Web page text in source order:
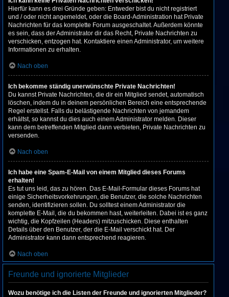
Hierfür kann es drei Gründe geben: Entweder bist du nicht registriert
und / oder nicht angemeldet, oder die Board-Administration hat Private
Nachrichten für das komplette Forum ausgeschaltet. Außerdem könnte
es sein, dass der Administrator dir das Recht, Private Nachrichten zu
verschicken, entzogen hat. Kontaktiere einen Administrator, um weitere
Informationen zu erhalten.
Nach oben
Ich bekomme ständig unerwünschte Private Nachrichten!
Du kannst Private Nachrichten, die dir ein Mitglied sendet, automatisch
löschen, indem du in deinem persönlichen Bereich eine entsprechende
Regel erstellst. Falls du belästigende Nachrichten von jemandem
erhältst, so kannst du dies auch einem Administrator melden. Dieser
kann dem betreffenden Mitglied dann verbieten, Private Nachrichten zu
versenden.
Nach oben
Ich habe eine Spam-E-Mail von einem Mitglied dieses Forums
erhalten!
Es tut uns leid, das zu hören. Das E-Mail-Formular dieses Forums hat
einige Sicherheitsvorkehrungen, die Benutzer, die solche Nachrichten
senden, identifizieren sollen. Du solltest einem Administrator die
komplette E-Mail, die du bekommen hast, weiterleiten. Dabei ist es ganz
wichtig, die Kopfzeilen (Headers) mitzuschicken. Diese enthalten
Details über den Benutzer, der die E-Mail verschickt hat. Der
Administrator kann dann entsprechend reagieren.
Nach oben
Freunde und ignorierte Mitglieder
Wozu benötige ich die Listen der Freunde und ignorierten Mitglieder?